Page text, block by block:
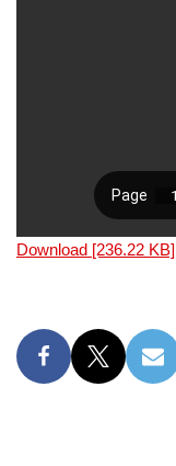
Download [236.22 KB]